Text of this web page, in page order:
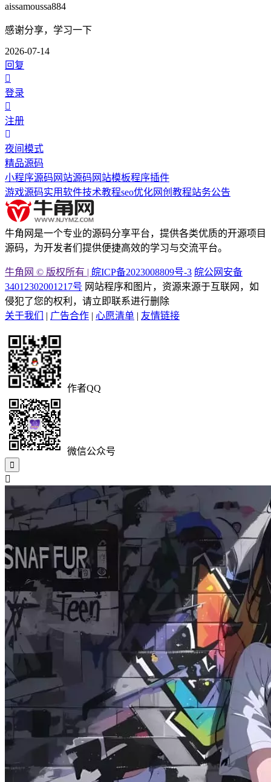
aissamoussa884
感谢分享，学习一下
2026-07-14
回复
登录
注册
夜间模式
精品源码
小程序源码 网站源码 网站模板程序插件
游戏源码实用软件技术教程seo优化网创教程站务公告
牛角网是一个专业的源码分享平台，提供各类优质的开源项目
源码，为开发者们提供便捷高效的学习与交流平台。
牛角网 © 版权所有 | 皖ICP备2023008809号-3 皖公网安备
34012302001217号 网站程序和图片，资源来源于互联网，如
侵犯了您的权利，请立即联系进行删除
关于我们
| 广告合作 | 心愿清单 | 友情链接
作者QQ
微信公众号